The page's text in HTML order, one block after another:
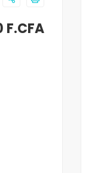
F.CFA